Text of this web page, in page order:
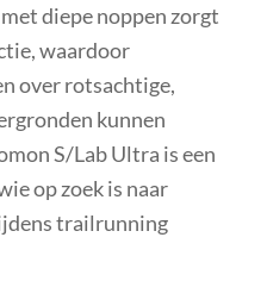
diepe noppen zorgt
waardoor
over rotsachtige,
kunnen
S/Lab Ultra is een
op zoek is naar
trailrunning